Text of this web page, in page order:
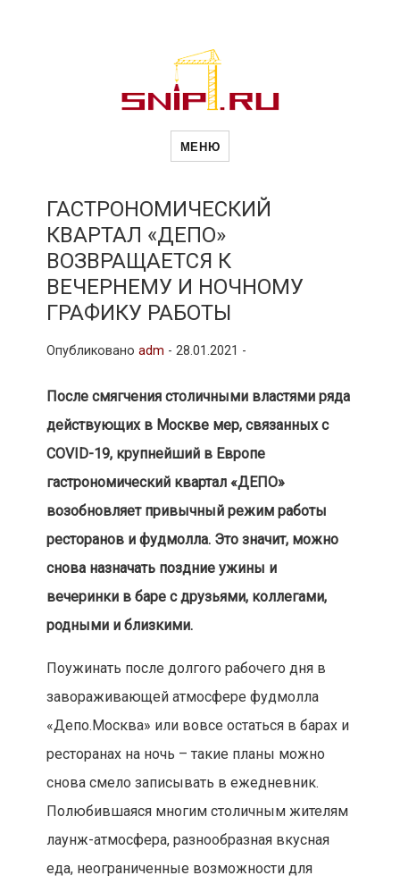
Новости
и
другие связанные со стройкой
МЕНЮ
ГАСТРОНОМИЧЕСКИЙ
КВАРТАЛ «ДЕПО»
ВОЗВРАЩАЕТСЯ К
ВЕЧЕРНЕМУ И НОЧНОМУ
ГРАФИКУ РАБОТЫ
Опубликовано adm - 28.01.2021 -
После смягчения столичными властями ряда
действующих в Москве мер, связанных с
COVID-19, крупнейший в Европе
гастрономический квартал «ДЕПО»
возобновляет привычный режим работы
ресторанов и фудмолла. Это значит, можно
снова назначать поздние ужины и
вечеринки в баре с друзьями, коллегами,
родными и близкими.
Поужинать после долгого рабочего дня в
завораживающей атмосфере фудмолла
«Депо.Москва» или вовсе остаться в барах и
ресторанах на ночь – такие планы можно
снова смело записывать в ежедневник.
Полюбившаяся многим столичным жителям
лаунж-атмосфера, разнообразная вкусная
еда, неограниченные возможности для